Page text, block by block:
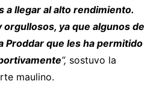
a llegar al alto rendimiento.
orgullosos, ya que algunos de
Proddar que les ha permitido
”, sostuvo la
maulino.